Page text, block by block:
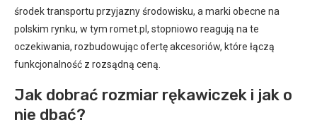
środek transportu przyjazny środowisku, a marki obecne na
polskim rynku, w tym romet.pl, stopniowo reagują na te
oczekiwania, rozbudowując ofertę akcesoriów, które łączą
funkcjonalność z rozsądną ceną.
Jak dobrać rozmiar rękawiczek i jak o
nie dbać?